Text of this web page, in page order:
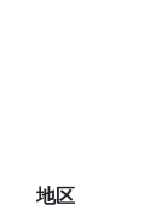
地区